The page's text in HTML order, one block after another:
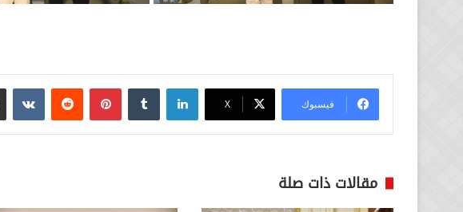
فيسبوك ‫X
لينكدإن بينتيريست
مقالات ذات صلة